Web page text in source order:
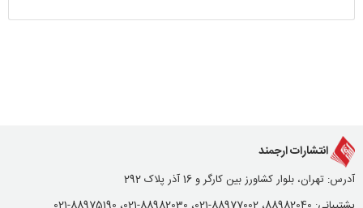
انتشارات ارجمند
آدرس: تهران، بلوار کشاورز بین کارگر و 16 آذر پلاک 292